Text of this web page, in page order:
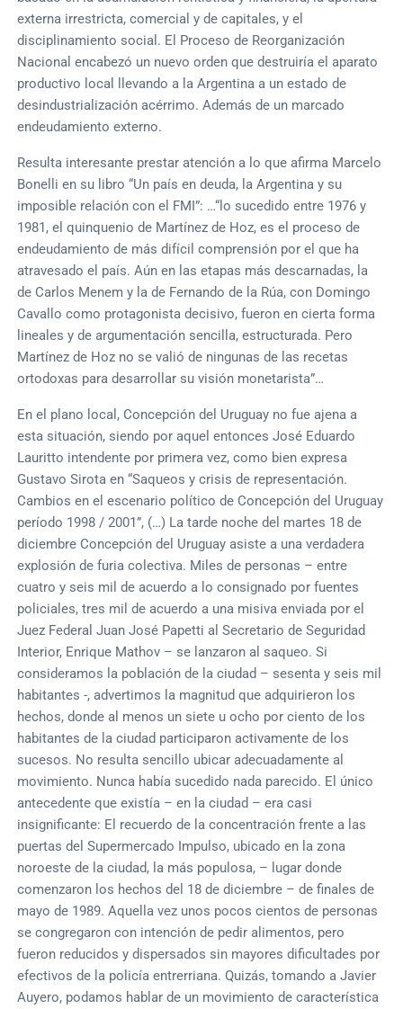
externa irrestricta, comercial y de capitales, y el
disciplinamiento social. El Proceso de Reorganización
Nacional encabezó un nuevo orden que destruiría el aparato
productivo local llevando a la Argentina a un estado de
desindustrialización acérrimo. Además de un marcado
endeudamiento externo.
Resulta interesante prestar atención a lo que afirma Marcelo
Bonelli en su libro “Un país en deuda, la Argentina y su
imposible relación con el FMI”: …“lo sucedido entre 1976 y
1981, el quinquenio de Martínez de Hoz, es el proceso de
endeudamiento de más difícil comprensión por el que ha
atravesado el país. Aún en las etapas más descarnadas, la
de Carlos Menem y la de Fernando de la Rúa, con Domingo
Cavallo como protagonista decisivo, fueron en cierta forma
lineales y de argumentación sencilla, estructurada. Pero
Martínez de Hoz no se valió de ningunas de las recetas
ortodoxas para desarrollar su visión monetarista”…
En el plano local, Concepción del Uruguay no fue ajena a
esta situación, siendo por aquel entonces José Eduardo
Lauritto intendente por primera vez, como bien expresa
Gustavo Sirota en “Saqueos y crisis de representación.
Cambios en el escenario político de Concepción del Uruguay
período 1998 / 2001”, (…) La tarde noche del martes 18 de
diciembre Concepción del Uruguay asiste a una verdadera
explosión de furia colectiva. Miles de personas – entre
cuatro y seis mil de acuerdo a lo consignado por fuentes
policiales, tres mil de acuerdo a una misiva enviada por el
Juez Federal Juan José Papetti al Secretario de Seguridad
Interior, Enrique Mathov – se lanzaron al saqueo. Si
consideramos la población de la ciudad – sesenta y seis mil
habitantes -, advertimos la magnitud que adquirieron los
hechos, donde al menos un siete u ocho por ciento de los
habitantes de la ciudad participaron activamente de los
sucesos. No resulta sencillo ubicar adecuadamente al
movimiento. Nunca había sucedido nada parecido. El único
antecedente que existía – en la ciudad – era casi
insignificante: El recuerdo de la concentración frente a las
puertas del Supermercado Impulso, ubicado en la zona
noroeste de la ciudad, la más populosa, – lugar donde
comenzaron los hechos del 18 de diciembre – de finales de
mayo de 1989. Aquella vez unos pocos cientos de personas
se congregaron con intención de pedir alimentos, pero
fueron reducidos y dispersados sin mayores dificultades por
efectivos de la policía entrerriana. Quizás, tomando a Javier
Auyero, podamos hablar de un movimiento de característica